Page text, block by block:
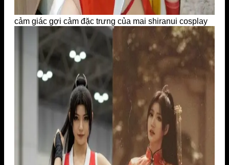
cảm giác gợi cảm đặc trưng của mai shiranui cosplay